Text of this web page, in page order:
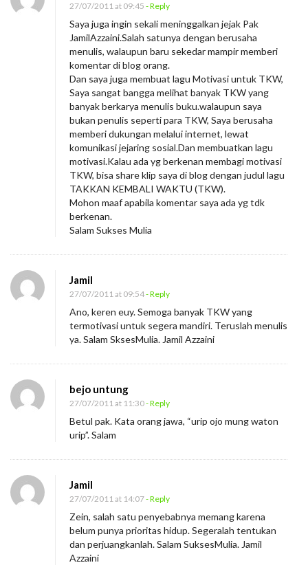
27/07/2011 at 09:45 - Reply
Saya juga ingin sekali meninggalkan jejak Pak
JamilAzzaini.Salah satunya dengan berusaha
menulis, walaupun baru sekedar mampir memberi
komentar di blog orang.
Dan saya juga membuat lagu Motivasi untuk TKW,
Saya sangat bangga melihat banyak TKW yang
banyak berkarya menulis buku.walaupun saya
bukan penulis seperti para TKW, Saya berusaha
memberi dukungan melalui internet, lewat
komunikasi jejaring sosial.Dan membuatkan lagu
motivasi.Kalau ada yg berkenan membagi motivasi
TKW, bisa share klip saya di blog dengan judul lagu
TAKKAN KEMBALI WAKTU (TKW).
Mohon maaf apabila komentar saya ada yg tdk
berkenan.
Salam Sukses Mulia
Jamil
27/07/2011 at 09:54- Reply
Ano, keren euy. Semoga banyak TKW yang
termotivasi untuk segera mandiri. Teruslah menulis
ya. Salam SksesMulia. Jamil Azzaini
bejo untung
27/07/2011 at 11:30- Reply
Betul pak. Kata orang jawa, “urip ojo mung waton
urip”. Salam
Jamil
27/07/2011 at 14:07- Reply
Zein, salah satu penyebabnya memang karena
belum punya prioritas hidup. Segeralah tentukan
dan perjuangkanlah. Salam SuksesMulia. Jamil
Azzaini